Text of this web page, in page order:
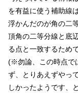
を有益に使う補助線
浮かんだのが角の二
頂角の二等分線と底
る点と一致するためで
(※勿論、この時点で
ず、とりあえずやっ
しかったようです、